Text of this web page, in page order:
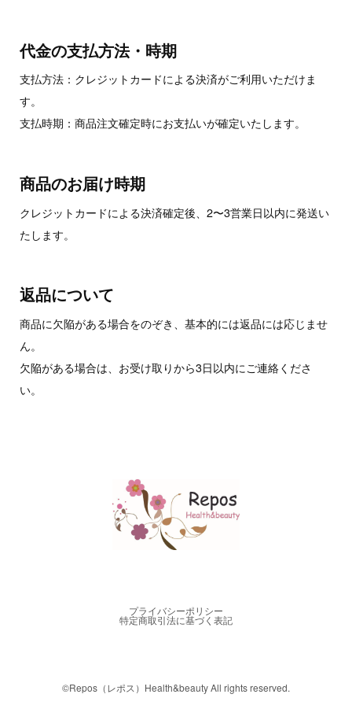
代金の支払方法・時期
支払方法：クレジットカードによる決済がご利用いただけま
す。
支払時期：商品注文確定時にお支払いが確定いたします。
商品のお届け時期
クレジットカードによる決済確定後、2〜3営業日以内に発送い
たします。
返品について
商品に欠陥がある場合をのぞき、基本的には返品には応じませ
ん。
欠陥がある場合は、お受け取りから3日以内にご連絡くださ
い。
プライバシーポリシー
特定商取引法に基づく表記
©︎Repos（レポス）Health&beauty All rights reserved.